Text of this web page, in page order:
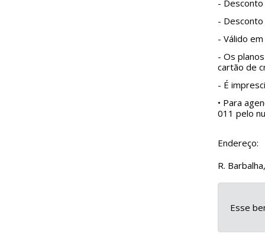
- Desconto
- Desconto
- Válido
- Os
cartão de
- É
• Para
011 pelo
Endereço:
R.
Esse